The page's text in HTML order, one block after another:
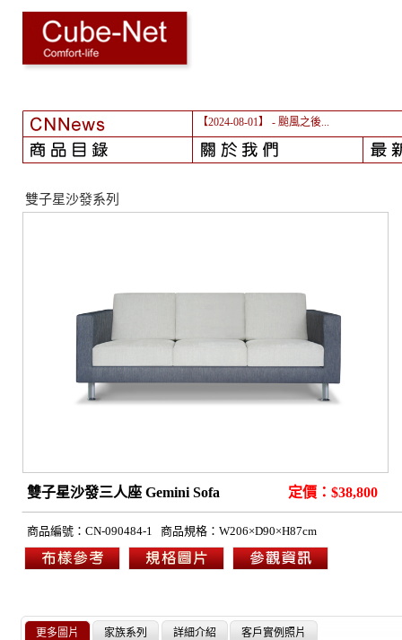
【2024-08-01】 - 颱風之後...
雙子星沙發系列
雙子星沙發三人座 Gemini Sofa 定價：$38,800
商品編號：CN-090484-1 商品規格：W206×D90×H87cm
更多圖片 家族系列 詳細介紹 客戶實例照片